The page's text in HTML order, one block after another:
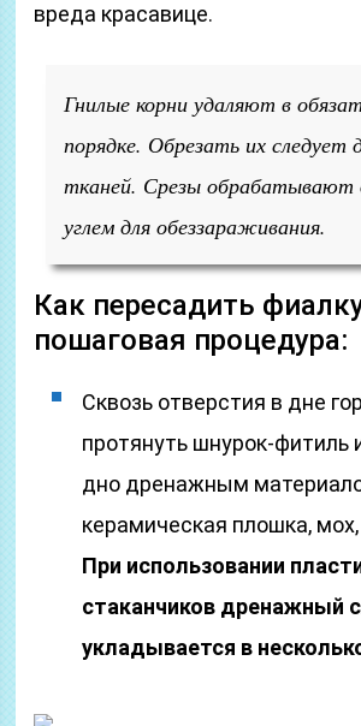
вреда красавице.
Гнилые корни удаляют в
порядке. Обрезать их следует
тканей. Срезы обрабатывают
углем для обеззараживания.
Как пересадить
пошаговая процедура:
Сквозь отверстия в дне
протянуть шнурок-фитиль
дно дренажным
керамическая плошка,
При использовании
стаканчиков дренажный
укладывается в